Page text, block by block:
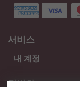
서비스
내 계정
적법한